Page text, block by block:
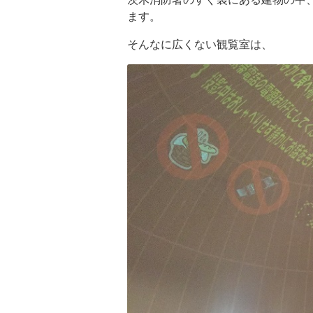
ます。
そんなに広くない観覧室は、